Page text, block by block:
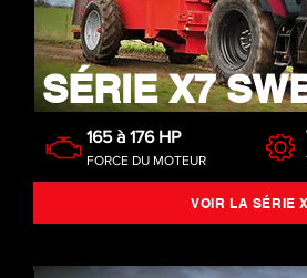
SÉRIE X7
165 à 176 HP
FORCE DU MOTEUR
VOIR LA SÉRIE